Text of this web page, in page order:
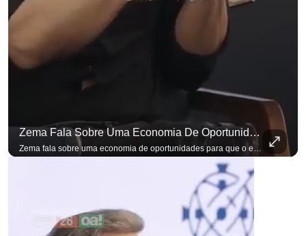
Zema Fala Sobre Uma Economia De Oportunidades Para O Empresário
Zema fala sobre uma economia de oportunidades para que o empresário brasileiro não precise sair do país para manter o crescimento do seu negócio. A primeira Sabatina Presidencial em que as perguntas não vieram de assessores, partidos ou jornalistas. Vieram de uma pesquisa com empresários brasileiros. Imposto, juro, custo de contratar. Cada candidato frente a frente com quem move a economia do país. Se você busca informação com credibilidade, inscreva-se agora e ative o
para não perder nenhuma